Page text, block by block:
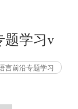
题学习v
言前沿专题学习